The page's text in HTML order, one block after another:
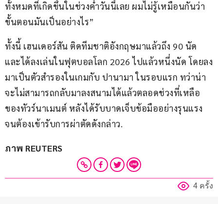
ทั้งหมดที่เกิดขึ้นในช่วงค่ำวันนี้เลย ผมไม่รู้เหมือนกันว่า
ขั้นตอนมันเป็นอย่างไร”
ทั้งนี้ เฮนเดอร์สัน ติดทีมชาติอังกฤษมาแล้วถึง 90 นัด
และได้ลงเล่นในฟุตบอลโลก 2026 ไปแล้วหนึ่งนัด โดยลง
มาเป็นตัวสำรองในเกมกับ ปานามา ในรอบแรก ทว่าน่า
จะไม่สามารถกลับมาลงสนามได้แล้วตลอดช่วงที่เหลือ
ของทัวร์นาเมนต์ หลังได้รับบาดเจ็บข้อมืออย่างรุนแรง
จนต้องเข้ารับการผ่าตัดดังกล่าว.
ภาพ REUTERS
4 ครั้ง